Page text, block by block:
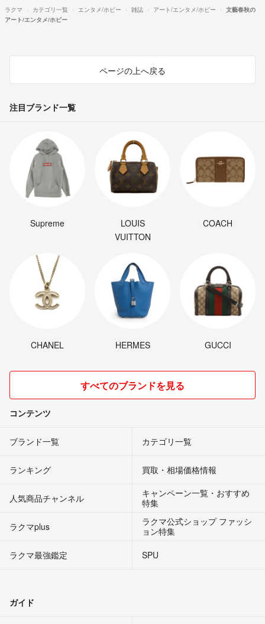
ラクマ
カテゴリ一覧 エンタメ/ホビー 雑誌 アート/エンタメ/ホビー
文藝春秋の
アート/エンタメ/ホビー
ページの上へ戻る
注目ブランド一覧
Supreme
LOUIS
VUITTON
COACH
CHANEL HERMES GUCCI
すべてのブランドを見る
コンテンツ
ブランド一覧 カテゴリ一覧
ランキング 買取・相場価格情報
人気商品チャンネル
キャンペーン一覧・おすすめ
特集
ラクマplus
ラクマ公式ショップ ファッシ
ョン特集
ラクマ最強鑑定
SPU
ガイド